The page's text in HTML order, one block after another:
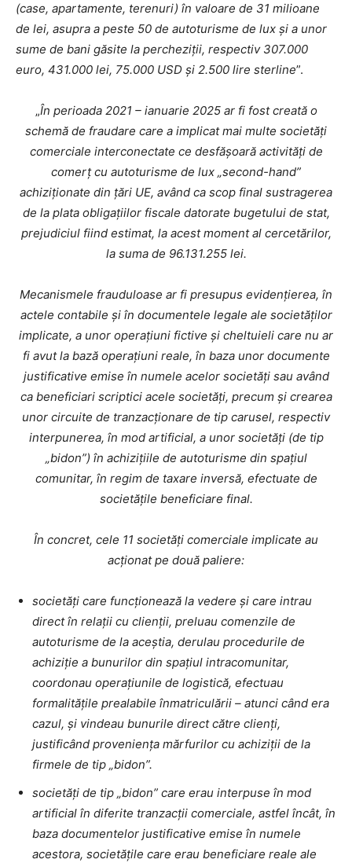
(case, apartamente, terenuri) în valoare de 31 milioane
de lei, asupra a peste 50 de autoturisme de lux și a unor
sume de bani găsite la percheziții, respectiv 307.000
euro, 431.000 lei, 75.000 USD și 2.500 lire sterline”.
„În perioada 2021 – ianuarie 2025 ar fi fost creată o
schemă de fraudare care a implicat mai multe societăți
comerciale interconectate ce desfășoară activități de
comerț cu autoturisme de lux „second-hand”
achiziționate din țări UE, având ca scop final sustragerea
de la plata obligațiilor fiscale datorate bugetului de stat,
prejudiciul fiind estimat, la acest moment al cercetărilor,
la suma de 96.131.255 lei.
Mecanismele frauduloase ar fi presupus evidențierea, în
actele contabile și în documentele legale ale societăților
implicate, a unor operațiuni fictive și cheltuieli care nu ar
fi avut la bază operațiuni reale, în baza unor documente
justificative emise în numele acelor societăți sau având
ca beneficiari scriptici acele societăți, precum și crearea
unor circuite de tranzacționare de tip carusel, respectiv
interpunerea, în mod artificial, a unor societăți (de tip
„bidon”) în achizițiile de autoturisme din spațiul
comunitar, în regim de taxare inversă, efectuate de
societățile beneficiare final.
În concret, cele 11 societăți comerciale implicate au
acționat pe două paliere:
societăți care funcționează la vedere și care intrau
direct în relații cu clienții, preluau comenzile de
autoturisme de la aceștia, derulau procedurile de
achiziție a bunurilor din spațiul intracomunitar,
coordonau operațiunile de logistică, efectuau
formalitățile prealabile înmatriculării – atunci când era
cazul, și vindeau bunurile direct către clienți,
justificând proveniența mărfurilor cu achiziții de la
firmele de tip „bidon”.
societăți de tip „bidon” care erau interpuse în mod
artificial în diferite tranzacții comerciale, astfel încât, în
baza documentelor justificative emise în numele
acestora, societățile care erau beneficiare reale ale